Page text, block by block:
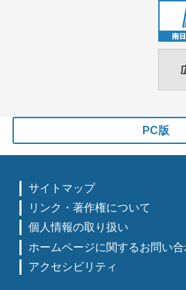
PC版
サイトマップ
リンク・著作権について
個人情報の取り扱い
ホームページに関するお問い
アクセシビリティ